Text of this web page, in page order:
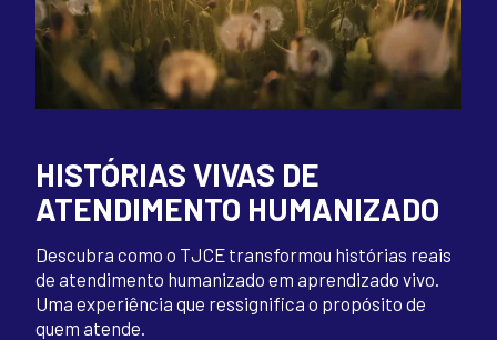
HISTÓRIAS VIVAS DE
ATENDIMENTO HUMANIZADO
Descubra como o TJCE transformou histórias reais
de atendimento humanizado em aprendizado vivo.
Uma experiência que ressignifica o propósito de
quem atende.